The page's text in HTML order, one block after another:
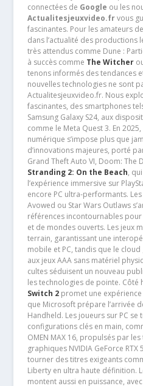
connectées de Google ou les
Actualitesjeuxvideo.frvous
fascinantes. Pour les amateurs
dans l’actualité des productions
très attendus comme Dune :
à succès comme The Witcher
tenons informés des tendances
nouvelles technologies ne sont
Actualitesjeuxvideo.fr. Nous
fascinantes, des smartphones
Samsung Galaxy S24, aux
comme le Meta Quest 3. En
numérique s’impose plus que
d’innovations majeures, porté
Grand Theft Auto VI, Doom: The
Stranding 2: On the Beach,
l’expérience immersive sur
encore PC ultra-performants. Les
Avowed ou Star Wars Outlaws
références incontournables
et de mondes ouverts. Les jeux
terrain, garantissant une
mobile et PC, tandis que le
aux jeux AAA sans matériel
cultes séduisent un nouveau
les technologies de pointe. Côté
Switch 2promet une expérience
que Microsoft prépare l’arrivée
Handheld. Les joueurs sur PC se
configurations clés en main,
OMEN MAX 16, propulsés par
graphiques NVIDIA GeForce
tourner des titres exigeants
Liberty en ultra haute définition.
montent aussi en puissance,